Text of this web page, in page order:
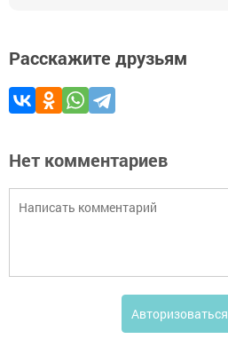
Расскажите друзьям
Нет комментариев
Авторизоваться